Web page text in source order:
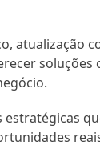
atualização
soluções
estratégicas